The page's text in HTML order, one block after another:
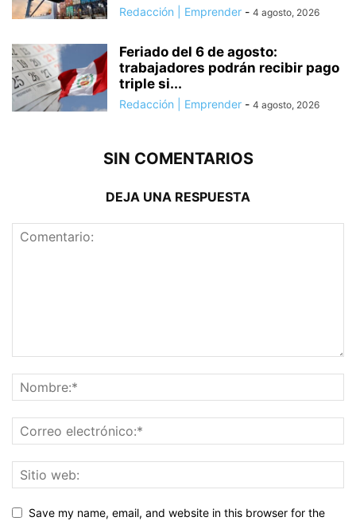
Redacción | Emprender - 4 agosto, 2026
Feriado del 6 de agosto:
trabajadores podrán recibir pago
triple si...
Redacción | Emprender - 4 agosto, 2026
SIN COMENTARIOS
DEJA UNA RESPUESTA
Save my name, email, and website in this browser for the